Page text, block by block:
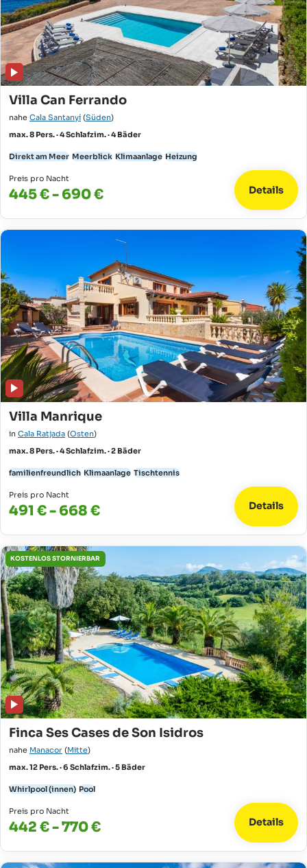
Villa Can Ferrando
nahe Cala Santanyí (Süden)
max. 8 Pers. · 4 Schlafzim. · 4 Bäder
Direkt am Meer Meerblick Klimaanlage Heizung
Preis pro Nacht
445 € - 690 € Details
Villa Manrique
in Cala Ratjada (Osten)
max. 8 Pers. · 4 Schlafzim. · 2 Bäder
familienfreundlich Klimaanlage Tischtennis
Preis pro Nacht
491 € - 668 € Details
KOSTENLOS STORNIERBAR
Finca Ses Cases de Son Isidros
nahe Manacor (Mitte)
max. 12 Pers. · 6 Schlafzim. · 5 Bäder
Whirlpool (innen) Pool
Preis pro Nacht
442 € - 770 € Details